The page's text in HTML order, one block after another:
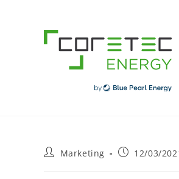
PostMarketing
Post12/03/